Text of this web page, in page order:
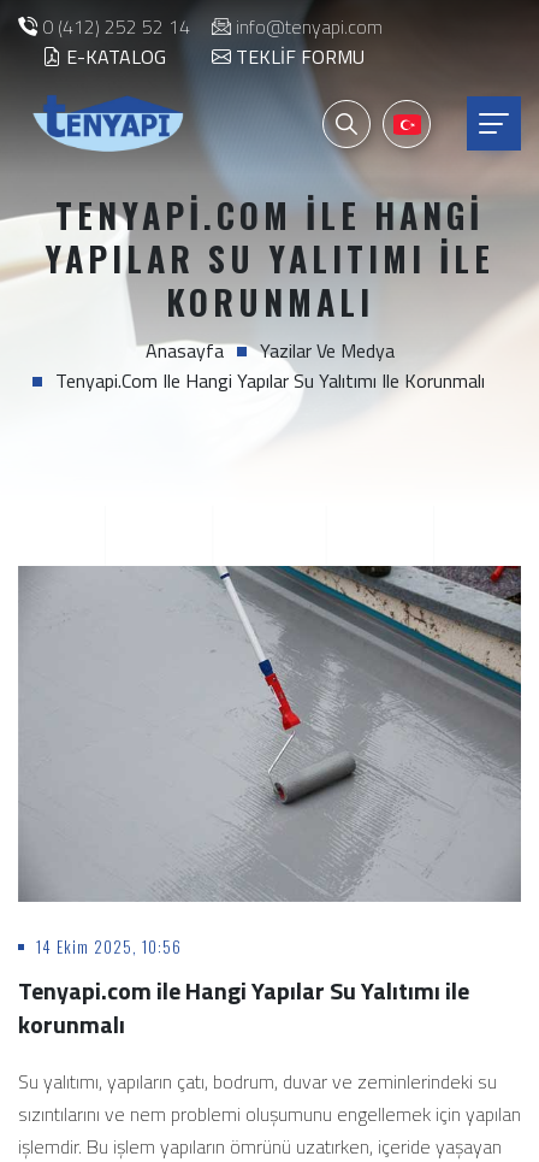
0 (412) 252 52 14
info@tenyapi.com
E-KATALOG
TEKLIF FORMU
TENYAPI.COM ILE HANGI
YAPILAR SU YALITIMI ILE
KORUNMALI
Anasayfa
Yazilar Ve Medya
Tenyapi.com Ile Hangi Yapılar Su Yalıtımı Ile Korunmalı
14 Ekim 2025, 10:56
Tenyapi.com ile Hangi Yapılar Su Yalıtımı ile
korunmalı
Su yalıtımı, yapıların çatı, bodrum, duvar ve zeminlerindeki su
sızıntılarını ve nem problemi oluşumunu engellemek için yapılan
işlemdir. Bu işlem yapıların ömrünü uzatırken, içeride yaşayan